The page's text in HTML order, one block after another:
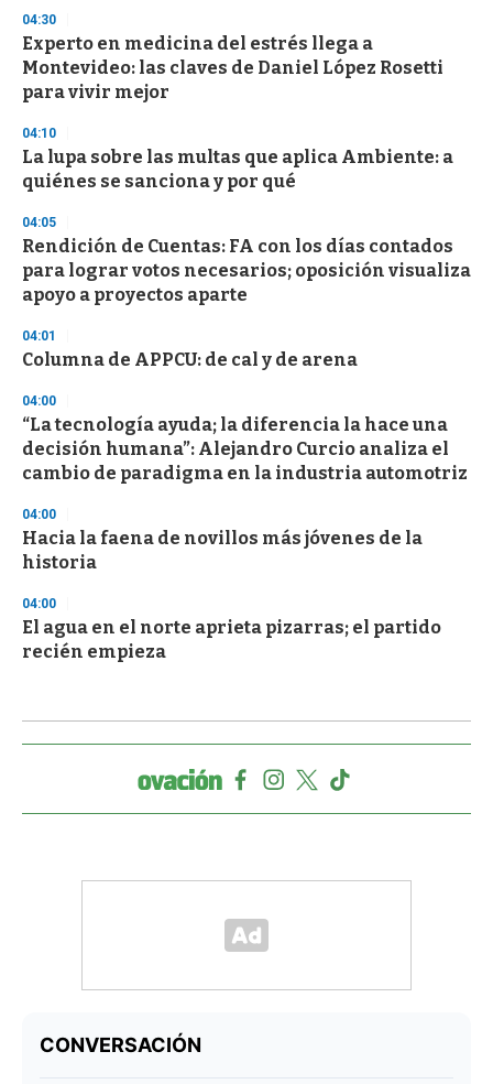
3
s
e
c
o
d
s
04:30
Experto en medicina del estrés llega a
Montevideo: las claves de Daniel López Rosetti
para vivir mejor
04:10
La lupa sobre las multas que aplica Ambiente: a
quiénes se sanciona y por qué
04:05
Rendición de Cuentas: FA con los días contados
para lograr votos necesarios; oposición visualiza
apoyo a proyectos aparte
04:01
Columna de APPCU: de cal y de arena
04:00
“La tecnología ayuda; la diferencia la hace una
decisión humana”: Alejandro Curcio analiza el
cambio de paradigma en la industria automotriz
04:00
Hacia la faena de novillos más jóvenes de la
historia
04:00
El agua en el norte aprieta pizarras; el partido
recién empieza